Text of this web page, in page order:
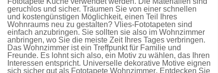
geruchlos und sicher. Träumen Sie von einer schnellen
und kostengünstigen Möglichkeit, einen Teil Ihres
Wohnraums neu zu gestalten? Vlies-Fototapeten sind
einfach anzubringen. Sie sollten sie also im Wohnzimmer
anbringen, wo Sie die meiste Zeit Ihres Tages verbringen.
Das Wohnzimmer ist ein Treffpunkt für Familie und
Freunde. Es lohnt sich also, ein Motiv zu wählen, das Ihren
Interessen entspricht. Universelle dekorative Motive eignen
sich sicher gut als Fototapete Wohnzimmer. Entdecken Sie